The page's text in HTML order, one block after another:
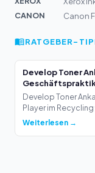
CANON
Canon
RATGEBER-
Develop Toner
Develop Toner
Player im Recycling
Weiterlesen →